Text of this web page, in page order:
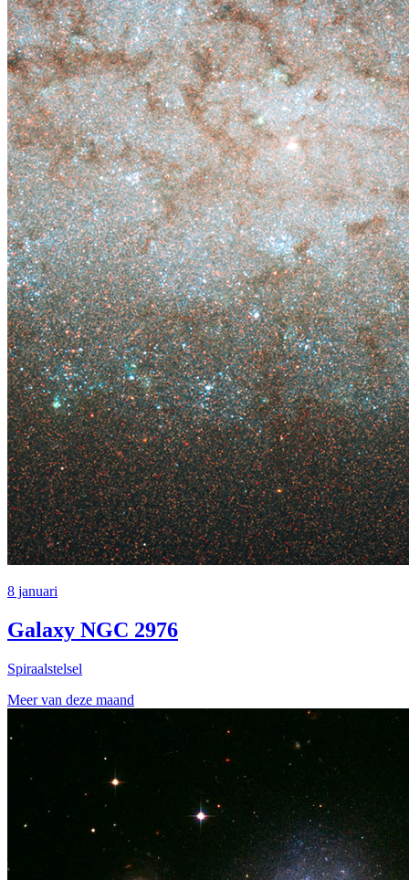
8 januari
Galaxy NGC 2976
Spiraalstelsel
Meer van deze maand